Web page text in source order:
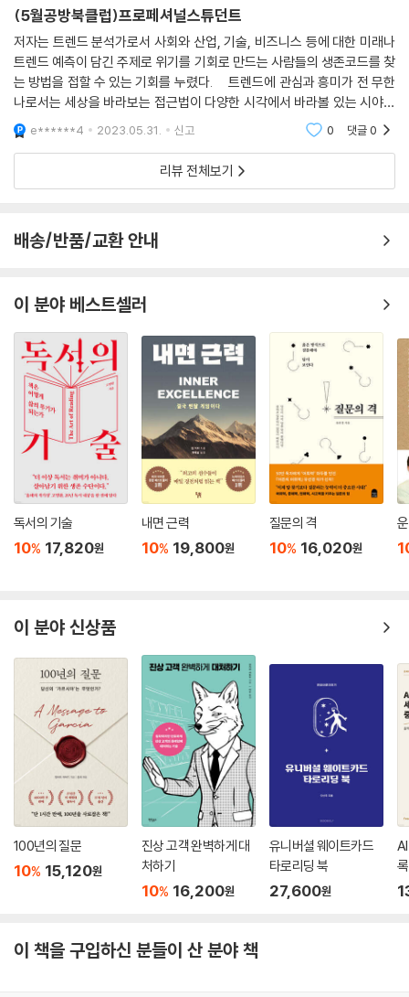
2014년 개교한 미네르바스쿨은 캠퍼스도 강의실도 없는 정규 대학이다.
전통적인 대학들이 그동안 오프라인에서 넓은 캠퍼스와 수많은 건물을 지
으며, 부동산 가치를 자산으로 삼고, 스포츠팀을 운영하고, 수익사업과 투
자에 적극적이었다. 그러다 보니 엄밀히 대학이 학생들을 위해 존재하는
지, 대학의 비즈니스를 위해 학생이 존재하는지에 대한 문제제기가 나올
수밖에 없었다. 대학의 중심이 교육이 되기 위해선, 오히려 온라인 기반의
비대면 모델이 대안이 될 수도 있다. 이는 미네르바 프로젝트Minerva Pro
ject 설립자이자 CEO인 벤 넬슨Ben Nelson이 미네르바스쿨을 만들기
--- p.98
봇으로 대체될 확률이 얼마나 되는가? 만약 당신의 직업이 독창적인 해결
책이 필요하지도 않고 매뉴얼에 의존하듯 단순 반복되는 일이거나, 다른
사람과 도움을 주고받는 관계 없이 혼자 처리할 수 있거나, 좁은 공간에서
일해도 무방하며, 협상력이 요구되지도 않는 일이라면 미래에 대해 조금은
불안해해야 한다. 알고리즘으로 풀어내거나 프로그램으로 만들어낼 수 있
는 일이라면 일자리가 사라질 미래를 감수해야만 한다.
--- p.154-155
질문에 대한 대답을 평가하지 않고, 오히려 질문 자체를 평가하기도 한다.
답은 검색을 통해서도 찾아낼 수 있지만 질문은 문제의식이다. 모르는 것
을 모른다고 하고, 궁금한 것을 질문하여 알아가는 사람들은 그렇지 못한
사람에 비해서 더 많은 것을 이룰 수 있다. 답을 찾고 싶다면 먼저 질문부터
--- p.256
코딩을 해서 프로그래머가 되는 기능적 직업 교육이 아니라, 코딩을 통해
어떤 직업이든 그 가치와 전문성을 극대화할 수 있다는 점에 주목해야 한
다. 인공지능과 컴퓨팅 기술은 점점 진화하는데, 그걸 충분히 활용하고 누
리지 못한다면 얼마나 큰 손해인가? 영어를 배우는 것도 단지 영어 쓰는 사
람과 대화하는 게 목적이 아니라, 그 대화를 통해서 친구를 사귀든 비즈니
스를 하든 실질적 행위가 일어나는 게 목적이고, 그 과정에서 얼마나 높은
지위와 기회를 가져가느냐가 핵심 목적이듯 코딩도 마찬가지다. 알파벳 안
다고, 간단한 대화 한다고 영어권에서 비즈니스 하며 전문가로 자리잡을
수 있는 게 아니다. 코딩도 그런 개념으로 이해해야 한다.
--- p.279
트렌드와 미래 공부는 암기 과목이 아니라 실험 과목이다. 배경과 방향을
한다. 그러기 위해서라도 트렌드 이슈를 해석할 때 넓은 스펙트럼으로 관
부모와 자녀가 함께 읽기 좋은 책, 토론으로 시작하는 ‘프로페셔널 스튜던
트’
저자가 기업이나 정부 관련 부처에서 트렌드 및 미래 전망 강연을 할 때마
다 엉뚱하게 질문은 ‘자녀 교육’에 쏠린다. ‘세상이 이렇게 빠르게 변하는데
아이들 교육은 어떻게 하면 좋겠냐’는 것이다. 인류에게 이른바 ‘특이점’이
다가온다는데 내 아이들은 어떻게 대비를 시켜야 할까. 요즘 부모들에겐
이보다 더 간절하고 긴급한 질문도 없다.
지식의 반감기가 짧아지고, 직업의 유효기간도 짧아졌다. 새로운 걸 계속
공부하는 지금의 대학 모델이 한계처럼 느껴지는 것도 자연스러운 일이다.
기업들조차 학위를 더 이상 중요하게 여기지 않는 분위기다.
저자는 지금껏 한국사회가 쫓아온 교육문화와 사업이 변화된 세상에서 왜
무력할 수밖에 없는지 통렬하게 비판한 다음, 앞으로 요구될 인재상과 더
불어 부모의 역할, 학교의 기능에 대해 거침없는 분석과 제안을 이어간다.
무크, 마이크로 컬리지, 울트라 러닝, 리스킬링 등 미래에 일상화될 대안적
학습법도 소개하고 있어 구체적인 가이드도 되어준다. 무엇보다 로봇과 더
불어 살아갈 사회에서 핵심능력은 창의력, 의사소통, 비판적 사고, 협업이
다. 이를 위해 필요한 것은 ‘무엇을 배우고 싶은지, 어떤 사람이 되고 싶은
지’ 내 아이와 대화를 시작하는 것이다. 이 책은 부모와 자녀가 함께 읽기
좋은 책이다. 같이 읽고 토론을 이어가다 보면 부모와 자녀 모두 ‘프로페셔
널 스튜던트’의 길에 자연스럽게 입문할 수 있을 것이다.
우리는 본능적으로 ‘공부’를 찾는다.
했다. 예전으로 돌아갈 수는 없을 것이다. 많은 사람들이 그렇게 느끼고 있
잡히는 건 별로 없다. 그래서 두렵고 막막한 것이다.
이 책은 이러한 사람들을 위해 최신의 경제, 사회 동향과 변화의 흐름, 위기
의 실체를 VR체험처럼 생생하게 보여준다. 동시에 독자들은 책을 읽으면
서 당장 손을 뻗어 시작해야 할 공부의 모습을 구체적으로 마주할 수 있을
것이다. 우리는 위기가 찾아오면 본능적으로 공부를 찾는다. 대비된 위기
는 결코 위험하지 않다. 얼마든지 이겨낼 수 있고 오히려 그것을 기회 삼아
도약할 수 있다. 그래서 위기의 시대는 진짜 실력자들에겐 성장할 수 있는
좋은 기회가 되는 것이다. 그런 점에서 프로페셔널 스튜던트는 지금 시대
의 가장 중요한 트렌드 이슈이자 우리 모두가 당면한 과제이다. 이 책이 ‘프
로페셔널 스튜던트’가 되길 꿈꾸는 모든 이들에게 좋은 가이드가 되길 바
(5월공방북클럽)프로페셔널스튜던트
저자는 트렌드 분석가로서 사회와 산업, 기술, 비즈니스 등에 대한 미래나
트렌드 예측이 담긴 주제로 위기를 기회로 만드는 사람들의 생존코드를 찾
는 방법을 접할 수 있는 기회를 누렸다. 트렌드에 관심과 흥미가 전 무한
나로서는 세상을 바라보는 접근법이 다양한 시각에서 바라볼 있는 시야가
확보되었다. 프로페셔널 스튜던트는 직업은 갖지 않고 학위만 계속 쌓아
e******4 2023.05.31. 신고 0 댓글0
리뷰 전체보기
배송/반품/교환 안내
이 분야 베스트셀러
독서의 기술
10% 17,820원
내면 근력
10% 19,800원
질문의 격
10% 16,020원
이 분야 신상품
100년의 질문
10% 15,120원
진상 고객 완벽하게 대
처하기
10% 16,200원
유니버셜 웨이트카드
타로리딩 북
27,600원
이 책을 구입하신 분들이 산 분야 책